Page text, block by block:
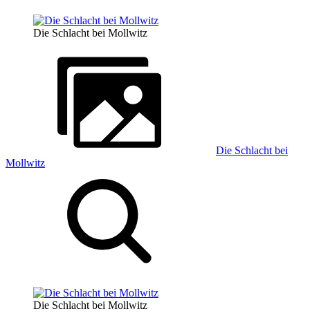
Die Schlacht bei Mollwitz
Die Schlacht bei
Mollwitz
Die Schlacht bei Mollwitz